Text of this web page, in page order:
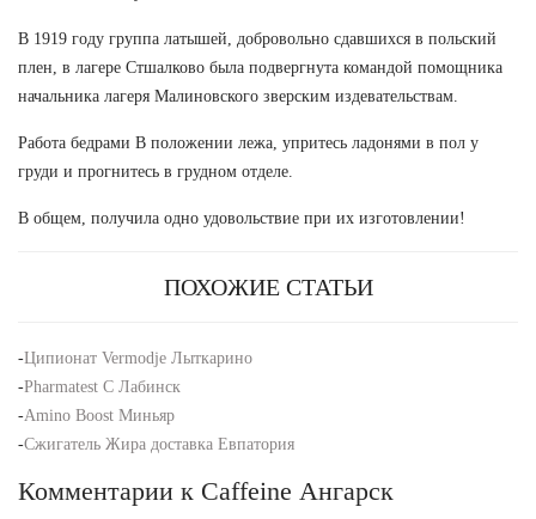
В 1919 году группа латышей, добровольно сдавшихся в польский
плен, в лагере Стшалково была подвергнута командой помощника
начальника лагеря Малиновского зверским издевательствам.
Работа бедрами В положении лежа, упритесь ладонями в пол у
груди и прогнитесь в грудном отделе.
В общем, получила одно удовольствие при их изготовлении!
ПОХОЖИЕ СТАТЬИ
-Ципионат Vermodje Лыткарино
-Pharmatest C Лабинск
-Amino Boost Миньяр
-Сжигатель Жира доставка Евпатория
Комментарии к Caffeine Ангарск